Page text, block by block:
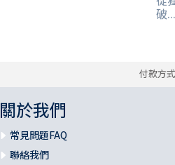
破...
付款方
關於我們
常見問題FAQ
聯絡我們